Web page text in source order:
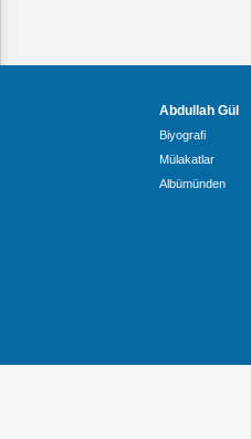
Abdullah Gül
Biyografi
Mülakatlar
Albümünden